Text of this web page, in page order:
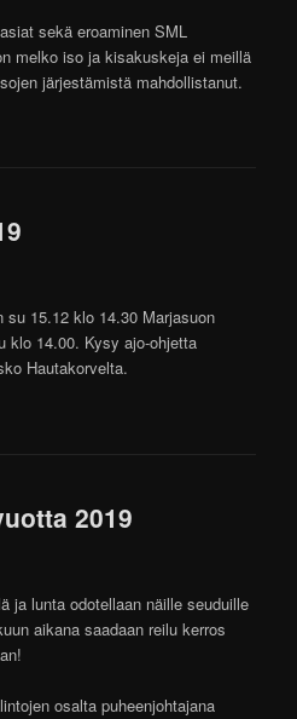
sekä eroaminen SML
melko iso ja kisakuskeja ei meillä
järjestämistä mahdollistanut.
su 15.12 klo 14.30 Marjasuon
klo 14.00. Kysy ajo-ohjetta
Hautakorvelta.
2019
ja lunta odotellaan näille seuduille
aikana saadaan reilu kerros
osalta puheenjohtajana